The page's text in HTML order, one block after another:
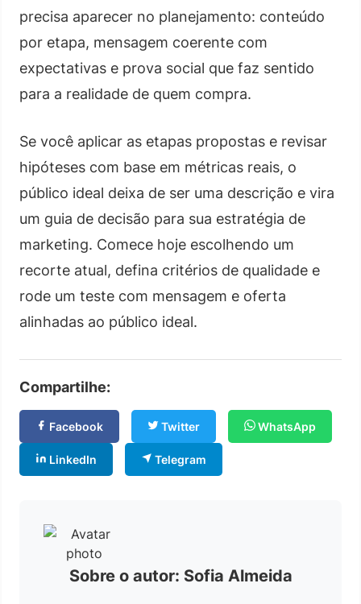
precisa aparecer no planejamento: conteúdo
por etapa, mensagem coerente com
expectativas e prova social que faz sentido
para a realidade de quem compra.
Se você aplicar as etapas propostas e revisar
hipóteses com base em métricas reais, o
público ideal deixa de ser uma descrição e vira
um guia de decisão para sua estratégia de
marketing. Comece hoje escolhendo um
recorte atual, defina critérios de qualidade e
rode um teste com mensagem e oferta
alinhadas ao público ideal.
Compartilhe:
Facebook Twitter WhatsApp
LinkedIn Telegram
Sobre o autor: Sofia Almeida